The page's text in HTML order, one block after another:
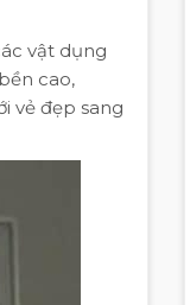
vật dụng
cao,
vẻ đẹp sang